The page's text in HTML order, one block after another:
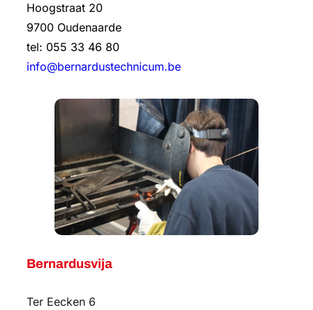
Hoogstraat 20
9700 Oudenaarde
tel: 055 33 46 80
info@bernardustechnicum.be
Bernardusvija
Ter Eecken 6